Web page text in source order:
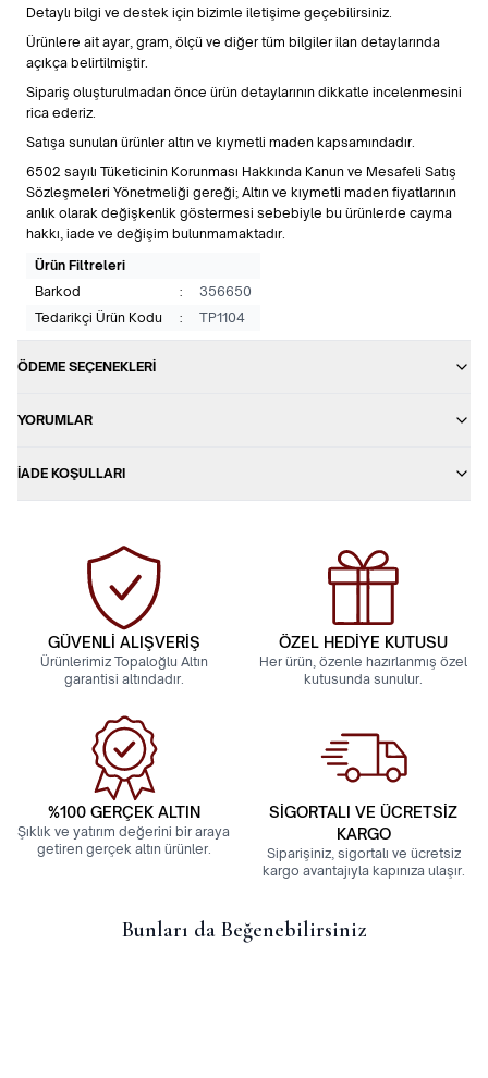
Detaylı bilgi ve destek için bizimle iletişime geçebilirsiniz.
Ürünlere ait ayar, gram, ölçü ve diğer tüm bilgiler ilan detaylarında
açıkça belirtilmiştir.
Sipariş oluşturulmadan önce ürün detaylarının dikkatle incelenmesini
rica ederiz.
Satışa sunulan ürünler altın ve kıymetli maden kapsamındadır.
6502 sayılı Tüketicinin Korunması Hakkında Kanun ve Mesafeli Satış
Sözleşmeleri Yönetmeliği gereği; Altın ve kıymetli maden fiyatlarının
anlık olarak değişkenlik göstermesi sebebiyle bu ürünlerde cayma
hakkı, iade ve değişim bulunmamaktadır.
Ürün Filtreleri
Barkod
:
356650
Tedarikçi Ürün Kodu
: TP1104
ÖDEME SEÇENEKLERI
YORUMLAR
İADE KOŞULLARI
GÜVENLİ ALIŞVERİŞ
Ürünlerimiz Topaloğlu Altın
garantisi altındadır.
ÖZEL HEDİYE KUTUSU
Her ürün, özenle hazırlanmış özel
kutusunda sunulur.
%100 GERÇEK ALTIN
Şıklık ve yatırım değerini bir araya
getiren gerçek altın ürünler.
SİGORTALI VE ÜCRETSİZ
KARGO
Siparişiniz, sigortalı ve ücretsiz
kargo avantajıyla kapınıza ulaşır.
Bunları da Beğenebilirsiniz